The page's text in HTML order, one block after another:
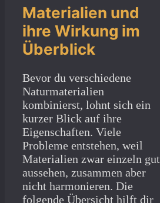
Materialien und
ihre Wirkung im
Überblick
Bevor du verschiedene
Naturmaterialien
kombinierst, lohnt sich ein
kurzer Blick auf ihre
Eigenschaften. Viele
Probleme entstehen, weil
Materialien zwar einzeln gut
aussehen, zusammen aber
nicht harmonieren. Die
folgende Übersicht hilft dir